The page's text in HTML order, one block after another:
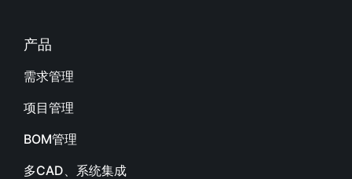
产品
需求管理
项目管理
BOM管理
多CAD、系统集成